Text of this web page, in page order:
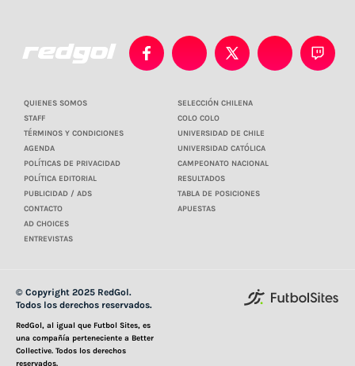
QUIENES SOMOS
STAFF
TÉRMINOS Y CONDICIONES
AGENDA
POLÍTICAS DE PRIVACIDAD
POLÍTICA EDITORIAL
PUBLICIDAD / ADS
CONTACTO
AD CHOICES
ENTREVISTAS
SELECCIÓN CHILENA
COLO COLO
UNIVERSIDAD DE CHILE
UNIVERSIDAD CATÓLICA
CAMPEONATO NACIONAL
RESULTADOS
TABLA DE POSICIONES
APUESTAS
© Copyright 2025 RedGol.
Todos los derechos reservados.
RedGol, al igual que Futbol Sites, es
una compañía perteneciente a Better
Collective. Todos los derechos
reservados.